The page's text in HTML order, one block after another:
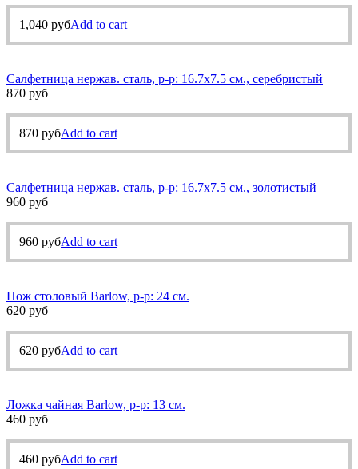
1,040 рубAdd to cart
Салфетница нержав. сталь, р-р: 16.7х7.5 см., серебристый
870 руб
870 рубAdd to cart
Салфетница нержав. сталь, р-р: 16.7х7.5 см., золотистый
960 руб
960 рубAdd to cart
Нож столовый Barlow, р-р: 24 см.
620 руб
620 рубAdd to cart
Ложка чайная Barlow, р-р: 13 см.
460 руб
460 рубAdd to cart